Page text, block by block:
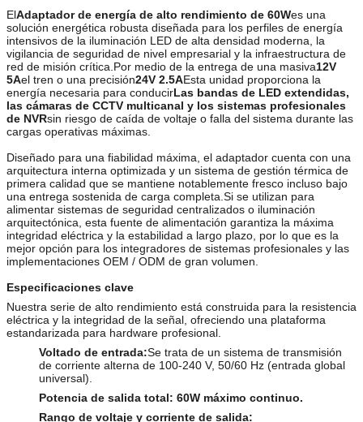
ElAdaptador de energía de alto rendimiento de 60Wes una
solución energética robusta diseñada para los perfiles de energía
intensivos de la iluminación LED de alta densidad moderna, la
vigilancia de seguridad de nivel empresarial y la infraestructura de
red de misión crítica.Por medio de la entrega de una masiva12V
5Ael tren o una precisión24V 2.5AEsta unidad proporciona la
energía necesaria para conducirLas bandas de LED extendidas,
las cámaras de CCTV multicanal y los sistemas profesionales
de NVRsin riesgo de caída de voltaje o falla del sistema durante las
cargas operativas máximas.
Diseñado para una fiabilidad máxima, el adaptador cuenta con una
arquitectura interna optimizada y un sistema de gestión térmica de
primera calidad que se mantiene notablemente fresco incluso bajo
una entrega sostenida de carga completa.Si se utilizan para
alimentar sistemas de seguridad centralizados o iluminación
arquitectónica, esta fuente de alimentación garantiza la máxima
integridad eléctrica y la estabilidad a largo plazo, por lo que es la
mejor opción para los integradores de sistemas profesionales y las
implementaciones OEM / ODM de gran volumen.
Especificaciones clave
Nuestra serie de alto rendimiento está construida para la resistencia
eléctrica y la integridad de la señal, ofreciendo una plataforma
estandarizada para hardware profesional.
Voltado de entrada:Se trata de un sistema de transmisión
de corriente alterna de 100-240 V, 50/60 Hz (entrada global
universal).
Potencia de salida total: 60W máximo continuo.
Rango de voltaje y corriente de salida: